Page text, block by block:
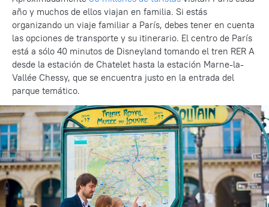
año y muchos de ellos viajan en familia. Si estás
organizando un viaje familiar a París, debes tener en cuenta
las opciones de transporte y su itinerario. El centro de París
está a sólo 40 minutos de Disneyland tomando el tren RER A
desde la estación de Chatelet hasta la estación Marne-la-
Vallée Chessy, que se encuentra justo en la entrada del
parque temático.